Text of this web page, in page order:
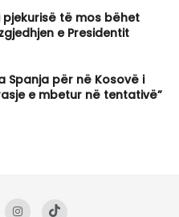
pjekurisë të mos bëhet
e Presidentit
Spanja për në Kosovë i
e mbetur në tentativë”